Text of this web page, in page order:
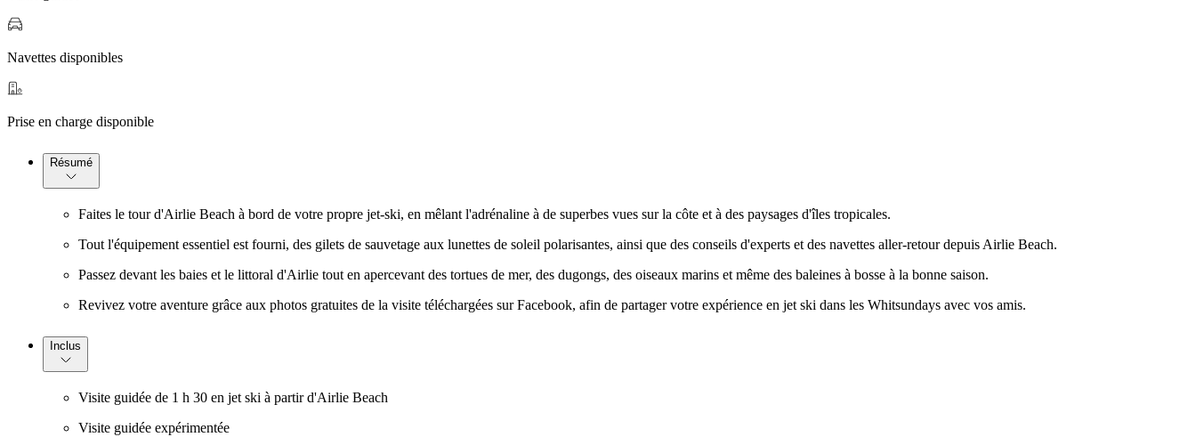
Navettes disponibles
Prise en charge disponible
Résumé
Faites le tour d'Airlie Beach à bord de votre propre jet-ski, en mêlant l'adrénaline à de superbes vues sur la côte et à des paysages d'îles tropicales.
Tout l'équipement essentiel est fourni, des gilets de sauvetage aux lunettes de soleil polarisantes, ainsi que des conseils d'experts et des navettes aller-retour depuis Airlie Beach.
Passez devant les baies et le littoral d'Airlie tout en apercevant des tortues de mer, des dugongs, des oiseaux marins et même des baleines à bosse à la bonne saison.
Revivez votre aventure grâce aux photos gratuites de la visite téléchargées sur Facebook, afin de partager votre expérience en jet ski dans les Whitsundays avec vos amis.
Inclus
Visite guidée de 1 h 30 en jet ski à partir d'Airlie Beach
Visite guidée expérimentée